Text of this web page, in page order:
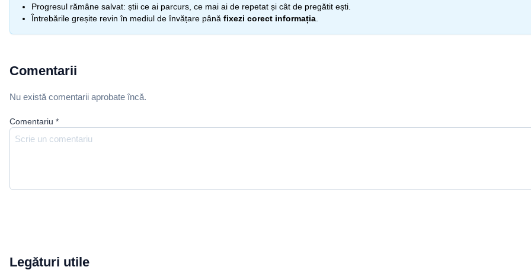
Progresul rămâne salvat: știi ce ai parcurs, ce mai ai de repetat și cât de pregătit ești.
Întrebările greșite revin în mediul de învățare până fixezi corect informația
Comentarii
Nu există comentarii aprobate încă.
Comentariu *
Legături utile